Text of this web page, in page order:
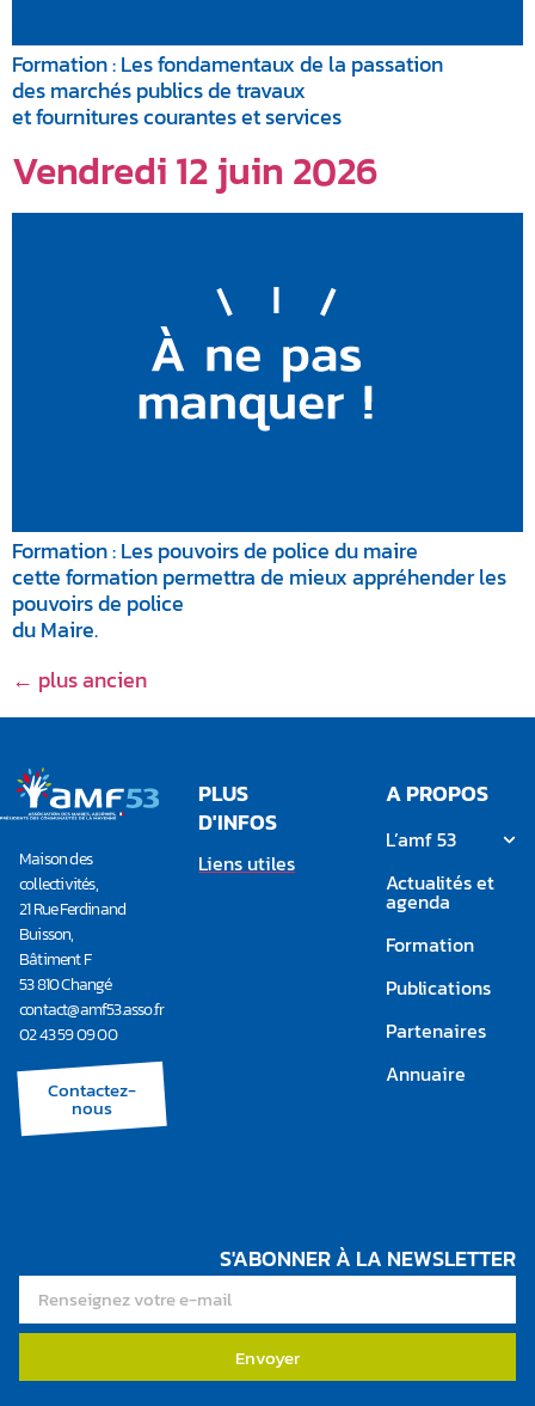
Formation : Les fondamentaux de la passation
des marchés publics de travaux
et fournitures courantes et services
Vendredi 12 juin 2026
Formation : Les pouvoirs de police du maire
cette formation permettra de mieux appréhender les
pouvoirs de police
du Maire.
← plus ancien
Maison des
collectivités,
21 Rue Ferdinand
Buisson,
Bâtiment F
53 810 Changé
contact@amf53.asso.fr​
02 43 59 09 00
Contactez-
nous
PLUS
D'INFOS
Liens utiles
A PROPOS
L’amf 53
Actualités et
agenda
Formation
Publications
Partenaires
Annuaire
S'ABONNER À LA NEWSLETTER
Envoyer